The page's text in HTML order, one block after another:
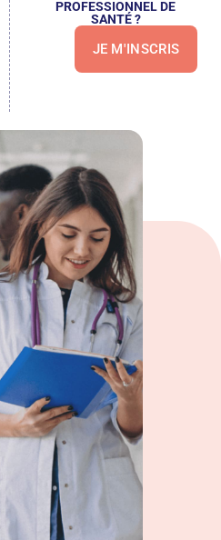
PROFESSIONNEL DE
SANTÉ ?
JE M'INSCRIS